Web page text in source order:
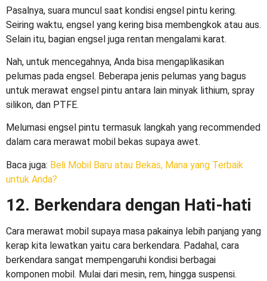
Pasalnya, suara muncul saat kondisi engsel pintu kering.
Seiring waktu, engsel yang kering bisa membengkok atau aus.
Selain itu, bagian engsel juga rentan mengalami karat.
Nah, untuk mencegahnya, Anda bisa mengaplikasikan
pelumas pada engsel. Beberapa jenis pelumas yang bagus
untuk merawat engsel pintu antara lain minyak lithium, spray
silikon, dan PTFE.
Melumasi engsel pintu termasuk langkah yang recommended
dalam cara merawat mobil bekas supaya awet.
Baca juga: Beli Mobil Baru atau Bekas, Mana yang Terbaik
untuk Anda?
12. Berkendara dengan Hati-hati
Cara merawat mobil supaya masa pakainya lebih panjang yang
kerap kita lewatkan yaitu cara berkendara. Padahal, cara
berkendara sangat mempengaruhi kondisi berbagai
komponen mobil. Mulai dari mesin, rem, hingga suspensi.